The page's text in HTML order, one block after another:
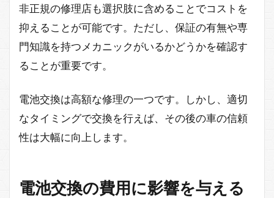
非正規の修理店も選択肢に含めることでコストを
抑えることが可能です。ただし、保証の有無や専
門知識を持つメカニックがいるかどうかを確認す
ることが重要です。
電池交換は高額な修理の一つです。しかし、適切
なタイミングで交換を行えば、その後の車の信頼
性は大幅に向上します。
電池交換の費用に影響を与える